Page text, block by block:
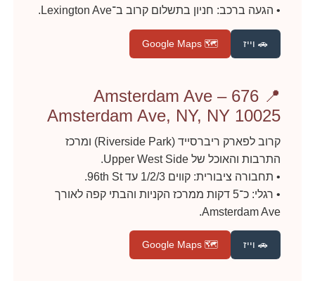
• הגעה ברכב: חניון בתשלום קרוב ב־Lexington Ave.
🚗 וייז 🗺️ Google Maps
📍 Amsterdam Ave – 676
Amsterdam Ave, NY, NY 10025
קרוב לפארק ריברסייד (Riverside Park) ומרכז
התרבות והאוכל של Upper West Side.
• תחבורה ציבורית: קווים 1/2/3 עד 96th St.
• רגלי: כ־5 דקות ממרכז הקניות והבתי קפה לאורך
Amsterdam Ave.
🚗 וייז 🗺️ Google Maps